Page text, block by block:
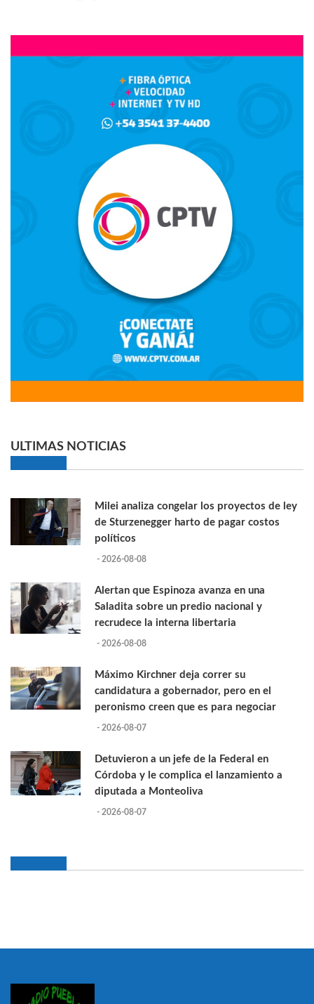
ULTIMAS NOTICIAS
Milei analiza congelar los proyectos de ley
de Sturzenegger harto de pagar costos
políticos
- 2026-08-08
Alertan que Espinoza avanza en una
Saladita sobre un predio nacional y
recrudece la interna libertaria
- 2026-08-08
Máximo Kirchner deja correr su
candidatura a gobernador, pero en el
peronismo creen que es para negociar
- 2026-08-07
Detuvieron a un jefe de la Federal en
Córdoba y le complica el lanzamiento a
diputada a Monteoliva
- 2026-08-07